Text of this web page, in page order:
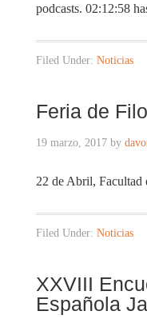
podcasts. 02:12:58
Filed Under: Noticias
Feria de
19 marzo, 2017by
22 de Abril,
Filed Under: Noticias
XXVIII
Española